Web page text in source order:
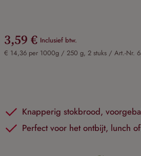
3,59 € Inclusief btw.
€ 14,36 per 1000g / 250 g, 2 stuks / Art.-Nr.
Knapperig stokbrood,
Perfect voor het ontbijt, lunch